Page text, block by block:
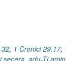
, 1 Cronici 29.17,